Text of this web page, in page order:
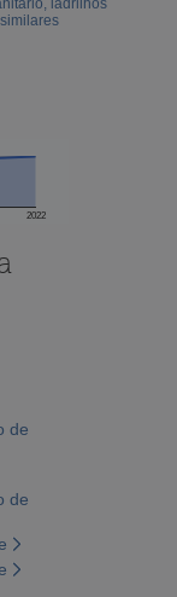
ladrilhos
2022
de
de